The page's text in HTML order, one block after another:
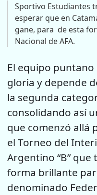
Sportivo Estudiantes
esperar que en
gane, para de esta
Nacional de AFA.
El equipo
gloria y depende
la segunda
consolidando así
que comenzó allá
el Torneo del
Argentino “B”
forma brillante
denominado